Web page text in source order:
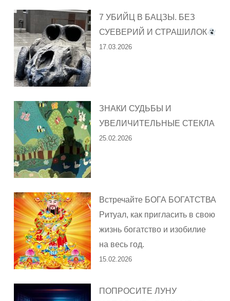
7 УБИЙЦ В БАЦЗЫ. БЕЗ
СУЕВЕРИЙ И СТРАШИЛОК
17.03.2026
ЗНАКИ СУДЬБЫ И
УВЕЛИЧИТЕЛЬНЫЕ СТЕКЛА
25.02.2026
Встречайте БОГА БОГАТСТВА
Ритуал, как пригласить в свою
жизнь богатство и изобилие
на весь год.
15.02.2026
ПОПРОСИТЕ ЛУНУ